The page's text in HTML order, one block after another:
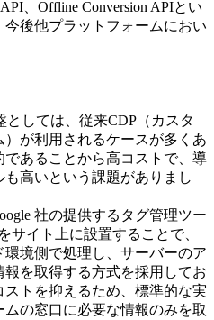
、Offline Conversion APIとい
後他プラットフォームにおい
としては、従来CDP（カスタ
が利用されるケースが多くあ
あることから高コストで、導
高いという課題がありまし
社の提供するタグ管理ツー
サイト上に設置することで、
境側で処理し、サーバーのア
を取得する方式を採用してお
トを抑えるため、標準的な実
の窓口に必要な情報のみを取